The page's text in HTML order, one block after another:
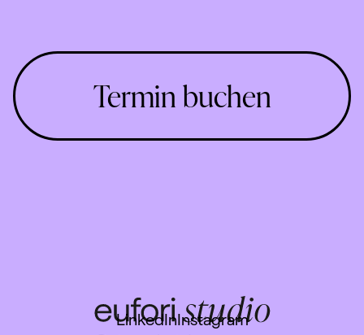
Termin buchen
LinkedIn Instagram